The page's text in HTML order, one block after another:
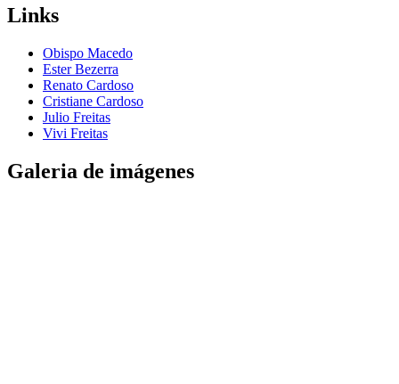
Links
Obispo Macedo
Ester Bezerra
Renato Cardoso
Cristiane Cardoso
Julio Freitas
Vivi Freitas
Galeria de imágenes